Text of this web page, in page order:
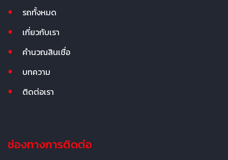
รถทั้งหมด
เกี่ยวกับเรา
คำนวณสินเชื่อ
บทความ
ติดต่อเรา
ช่องทางการติดต่อ